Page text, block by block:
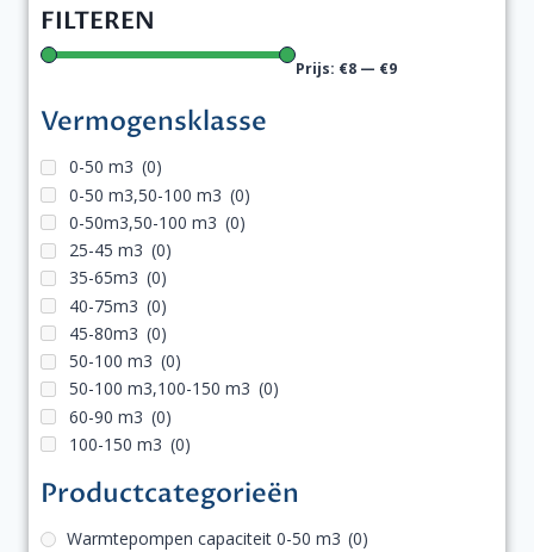
FILTEREN
Prijs: €8 — €9
Vermogensklasse
0-50 m3 (0)
0-50 m3,50-100 m3 (0)
0-50m3,50-100 m3 (0)
25-45 m3 (0)
35-65m3 (0)
40-75m3 (0)
45-80m3 (0)
50-100 m3 (0)
50-100 m3,100-150 m3 (0)
60-90 m3 (0)
100-150 m3 (0)
Productcategorieën
Warmtepompen capaciteit 0-50 m3 (0)